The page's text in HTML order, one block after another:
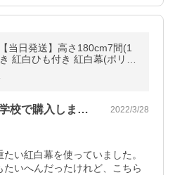
当日発送】高さ180cm7間(1
紅白ひも付き 紅白幕(ポリエ
毎年使うものなので、学校で購入しました… 2022/3/28
い紅白幕を使っていました。
いへんだったけれど、こちら